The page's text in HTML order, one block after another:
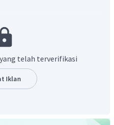
pemeluknya." Namun, pada
menjadi "Ketuhanan
Islam yang digawangi Ki
utusan kelompok dari tokoh
akan memisahkah
telah terverifikasi
Iklan